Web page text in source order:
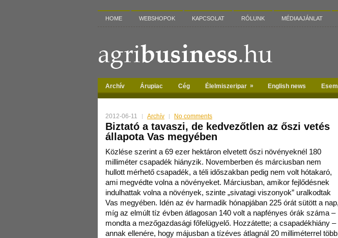
HOME WEBSHOPOK KAPCSOLAT RÓLUNK MÉDIAAJÁNLAT
Archív Árupiac Cég Élelmiszeripar » English news
2012-06-11 Archív No comments
Biztató a tavaszi, de kedvezőtlen az őszi vetés
állapota Vas megyében
Közlése szerint a 69 ezer hektáron elvetett őszi növényeknél 180
milliméter csapadék hiányzik. Novemberben és márciusban nem
hullott mérhető csapadék, a téli időszakban pedig nem volt hótakaró,
ami megvédte volna a növényeket. Márciusban, amikor fejlődésnek
indulhattak volna a növények, szinte „sivatagi viszonyok” uralkodtak
Vas megyében. Idén az év harmadik hónapjában 225 órát sütött a nap,
míg az elmúlt tíz évben átlagosan 140 volt a napfényes órák száma –
mondta a mezőgazdasági főfelügyelő. Hozzátette; a csapadékhiány –
annak ellenére, hogy májusban a tízéves átlagnál 20 milliméterrel